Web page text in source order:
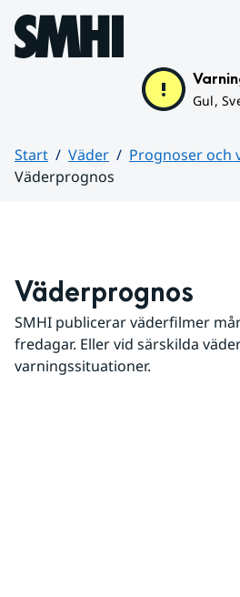
Hoppa till sidans innehåll
Gul,
Start Väder
Prognoser och
Väderprognos
Väderprognos
SMHI publicerar väderfilmer
fredagar. Eller vid särskilda
varningssituationer.